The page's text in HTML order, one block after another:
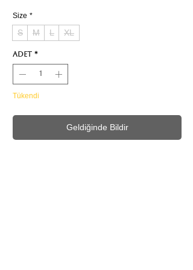
Size *
S M L XL
Adet *
Tükendi
Geldiğinde Bildir